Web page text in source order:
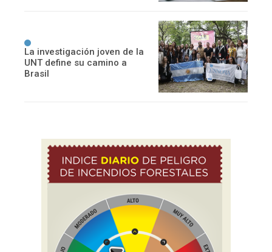
La investigación joven de la
UNT define su camino a
Brasil